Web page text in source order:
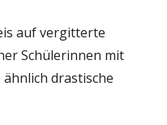
auf vergitterte
Schülerinnen mit
drastische